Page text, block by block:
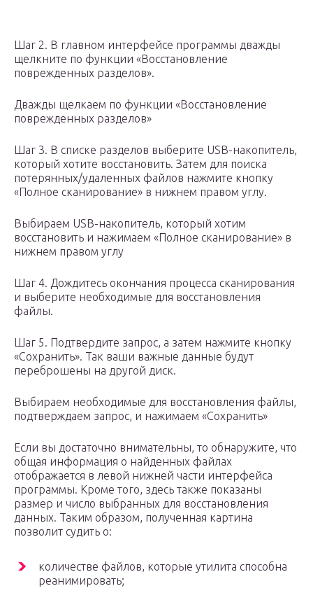
Шаг 2. В главном интерфейсе программы дважды
щелкните по функции «Восстановление
поврежденных разделов».
Дважды щелкаем по функции «Восстановление
поврежденных разделов»
Шаг 3. В списке разделов выберите USB-накопитель,
который хотите восстановить. Затем для поиска
потерянных/удаленных файлов нажмите кнопку
«Полное сканирование» в нижнем правом углу.
Выбираем USB-накопитель, который хотим
восстановить и нажимаем «Полное сканирование» в
нижнем правом углу
Шаг 4. Дождитесь окончания процесса сканирования
и выберите необходимые для восстановления
файлы.
Шаг 5. Подтвердите запрос, а затем нажмите кнопку
«Сохранить». Так ваши важные данные будут
переброшены на другой диск.
Выбираем необходимые для восстановления файлы,
подтверждаем запрос, и нажимаем «Сохранить»
Если вы достаточно внимательны, то обнаружите, что
общая информация о найденных файлах
отображается в левой нижней части интерфейса
программы. Кроме того, здесь также показаны
размер и число выбранных для восстановления
данных. Таким образом, полученная картина
позволит судить о:
количестве файлов, которые утилита способна
реанимировать;